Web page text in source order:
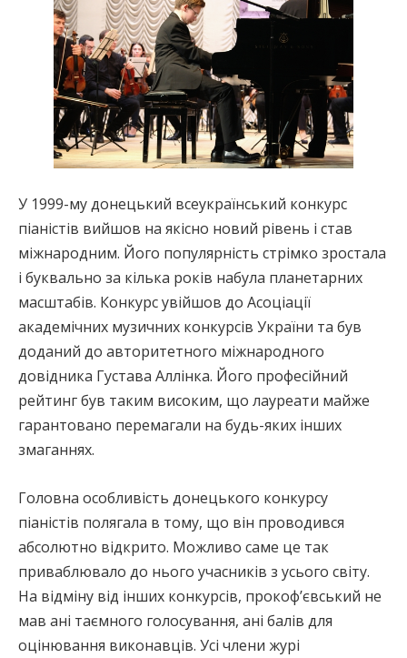
У 1999-му донецький всеукраїнський конкурс
піаністів вийшов на якісно новий рівень і став
міжнародним. Його популярність стрімко зростала
і буквально за кілька років набула планетарних
масштабів. Конкурс увійшов до Асоціації
академічних музичних конкурсів України та був
доданий до авторитетного міжнародного
довідника Густава Аллінка. Його професійний
рейтинг був таким високим, що лауреати майже
гарантовано перемагали на будь-яких інших
змаганнях.
Головна особливість донецького конкурсу
піаністів полягала в тому, що він проводився
абсолютно відкрито. Можливо саме це так
приваблювало до нього учасників з усього світу.
На відміну від інших конкурсів, прокоф’євський не
мав ані таємного голосування, ані балів для
оцінювання виконавців. Усі члени журі